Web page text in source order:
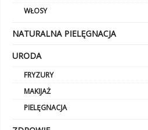
WŁOSY
NATURALNA PIELĘGNACJA
URODA
FRYZURY
MAKIJAŻ
PIELĘGNACJA